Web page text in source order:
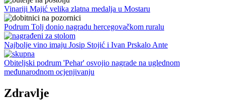
Vinariji Majić velika zlatna medalja u Mostaru
Podrum Tolj donio nagradu hercegovačkom ruralu
Najbolje vino imaju Josip Stojić i Ivan Prskalo Ante
Obiteljski podrum 'Pehar' osvojio nagrade na uglednom
međunarodnom ocjenjivanju
Zdravlje